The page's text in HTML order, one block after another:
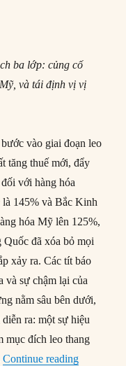
ba lớp: củng cố
và tái định vị vị
vào giai đoạn leo
tăng thuế mới, đẩy
với hàng hóa
là 145% và Bắc Kinh
hóa Mỹ lên 125%,
Quốc đã xóa bỏ mọi
xảy ra. Các tít báo
và sự chậm lại của
nằm sâu bên dưới,
ra: một sự hiệu
mục đích leo thang
Continue reading“Chiến